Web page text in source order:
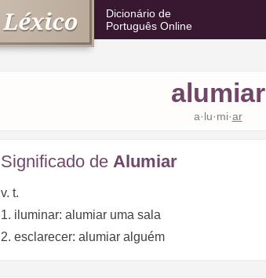
Dicionário de
Português Online
alumiar
a·lu·mi·ar
Significado de Alumiar
v. t.
1. iluminar: alumiar uma sala
2. esclarecer: alumiar alguém